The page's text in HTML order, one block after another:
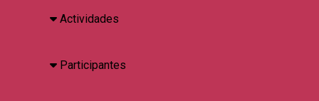
Actividades
Participantes